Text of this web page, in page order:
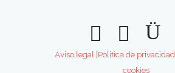
Aviso legal |Politica de privacidad
cookies